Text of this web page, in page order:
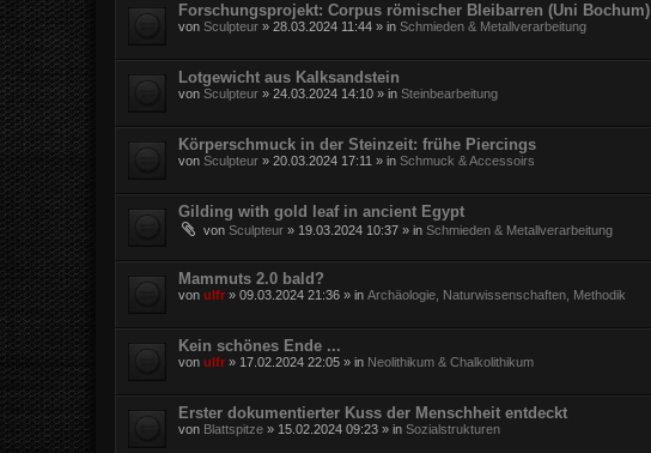
Forschungsprojekt: Corpus römischer Bleibarren (Uni Bochum)
von Sculpteur » 28.03.2024 11:44 » in Schmieden & Metallverarbeitung
Lotgewicht aus Kalksandstein
von Sculpteur » 24.03.2024 14:10 » in Steinbearbeitung
Körperschmuck in der Steinzeit: frühe Piercings
von Sculpteur » 20.03.2024 17:11 » in Schmuck & Accessoirs
Gilding with gold leaf in ancient Egypt
von Sculpteur » 19.03.2024 10:37 » in Schmieden & Metallverarbeitung
Mammuts 2.0 bald?
von ulfr » 09.03.2024 21:36 » in Archäologie, Naturwissenschaften, Methodik
Kein schönes Ende ...
von ulfr » 17.02.2024 22:05 » in Neolithikum & Chalkolithikum
Erster dokumentierter Kuss der Menschheit entdeckt
von Blattspitze » 15.02.2024 09:23 » in Sozialstrukturen